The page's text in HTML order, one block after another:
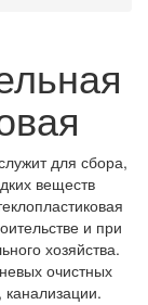
для сбора,
веществ
и при
хозяйства.
очистных
канализации.